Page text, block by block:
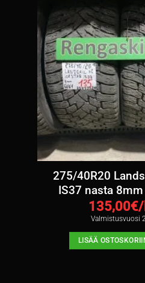
275/40R20
IS37 nasta
135,00€/
Valmistusvuosi
LISÄÄ